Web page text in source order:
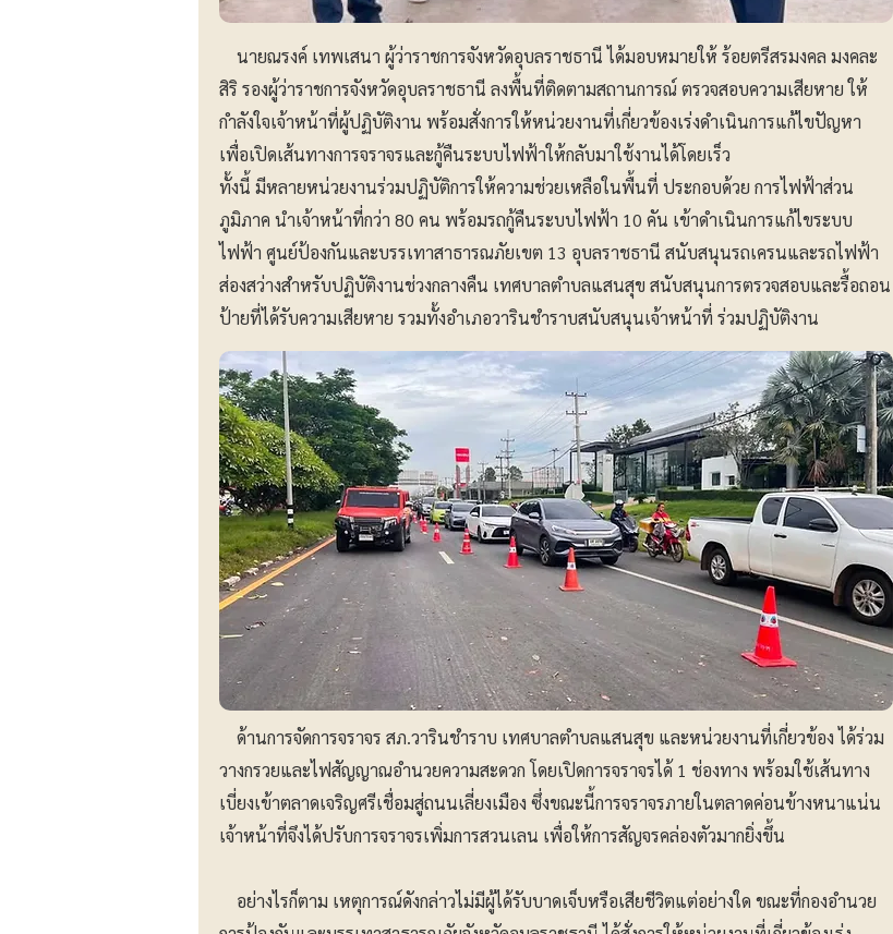
นายณรงค์ เทพเสนา ผู้ว่าราชการจังหวัดอุบลราชธานี ได้มอบหมายให้ ร้อยตรีสรมงคล มงคละ
สิริ รองผู้ว่าราชการจังหวัดอุบลราชธานี ลงพื้นที่ติดตามสถานการณ์ ตรวจสอบความเสียหาย ให้
กำลังใจเจ้าหน้าที่ผู้ปฏิบัติงาน พร้อมสั่งการให้หน่วยงานที่เกี่ยวข้องเร่งดำเนินการแก้ไขปัญหา
เพื่อเปิดเส้นทางการจราจรและกู้คืนระบบไฟฟ้าให้กลับมาใช้งานได้โดยเร็ว
ทั้งนี้ มีหลายหน่วยงานร่วมปฏิบัติการให้ความช่วยเหลือในพื้นที่ ประกอบด้วย การไฟฟ้าส่วน
ภูมิภาค นำเจ้าหน้าที่กว่า 80 คน พร้อมรถกู้คืนระบบไฟฟ้า 10 คัน เข้าดำเนินการแก้ไขระบบ
ไฟฟ้า ศูนย์ป้องกันและบรรเทาสาธารณภัยเขต 13 อุบลราชธานี สนับสนุนรถเครนและรถไฟฟ้า
ส่องสว่างสำหรับปฏิบัติงานช่วงกลางคืน เทศบาลตำบลแสนสุข สนับสนุนการตรวจสอบและรื้อถอน
ป้ายที่ได้รับความเสียหาย รวมทั้งอำเภอวารินชำราบสนับสนุนเจ้าหน้าที่ ร่วมปฏิบัติงาน
ด้านการจัดการจราจร สภ.วารินชำราบ เทศบาลตำบลแสนสุข และหน่วยงานที่เกี่ยวข้อง ได้ร่วม
วางกรวยและไฟสัญญาณอำนวยความสะดวก โดยเปิดการจราจรได้ 1 ช่องทาง พร้อมใช้เส้นทาง
เบี่ยงเข้าตลาดเจริญศรีเชื่อมสู่ถนนเลี่ยงเมือง ซึ่งขณะนี้การจราจรภายในตลาดค่อนข้างหนาแน่น
เจ้าหน้าที่จึงได้ปรับการจราจรเพิ่มการสวนเลน เพื่อให้การสัญจรคล่องตัวมากยิ่งขึ้น
อย่างไรก็ตาม เหตุการณ์ดังกล่าวไม่มีผู้ได้รับบาดเจ็บหรือเสียชีวิตแต่อย่างใด ขณะที่กองอำนวย